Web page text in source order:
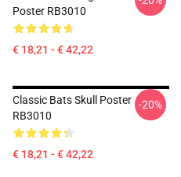
Poster RB3010
€ 18,21 - € 42,22
Classic Bats Skull Poster
RB3010
€ 18,21 - € 42,22
-20%